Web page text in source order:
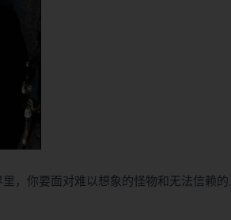
，你要面对难以想象的怪物和无法信赖的